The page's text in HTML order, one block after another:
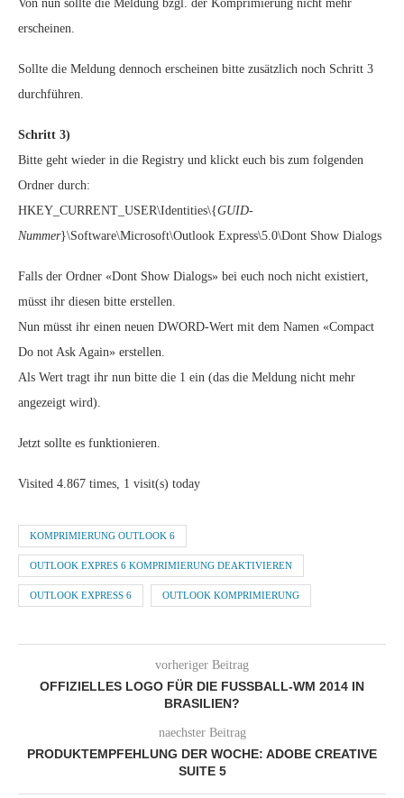
Von nun sollte die Meldung bzgl. der Komprimierung nicht mehr
erscheinen.
Sollte die Meldung dennoch erscheinen bitte zusätzlich noch Schritt 3
durchführen.
Schritt 3)
Bitte geht wieder in die Registry und klickt euch bis zum folgenden
Ordner durch:
HKEY_CURRENT_USER\Identities\{GUID-
Nummer}\Software\Microsoft\Outlook Express\5.0\Dont Show Dialogs
Falls der Ordner «Dont Show Dialogs» bei euch noch nicht existiert,
müsst ihr diesen bitte erstellen.
Nun müsst ihr einen neuen DWORD-Wert mit dem Namen «Compact
Do not Ask Again» erstellen.
Als Wert tragt ihr nun bitte die 1 ein (das die Meldung nicht mehr
angezeigt wird).
Jetzt sollte es funktionieren.
Visited 4.867 times, 1 visit(s) today
KOMPRIMIERUNG OUTLOOK 6
OUTLOOK EXPRES 6 KOMPRIMIERUNG DEAKTIVIEREN
OUTLOOK EXPRESS 6 OUTLOOK KOMPRIMIERUNG
vorheriger Beitrag
OFFIZIELLES LOGO FÜR DIE FUSSBALL-WM 2014 IN
BRASILIEN?
naechster Beitrag
PRODUKTEMPFEHLUNG DER WOCHE: ADOBE CREATIVE
SUITE 5